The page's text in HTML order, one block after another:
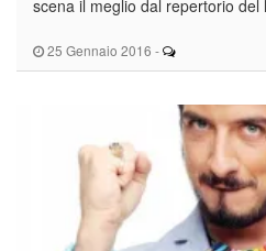
25 Gennaio 2016 -
scena il meglio dal repertorio del